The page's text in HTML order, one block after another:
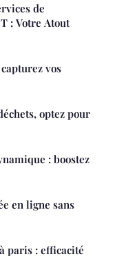
de
: Votre Atout
vos
optez pour
: boostez
en ligne sans
paris : efficacité